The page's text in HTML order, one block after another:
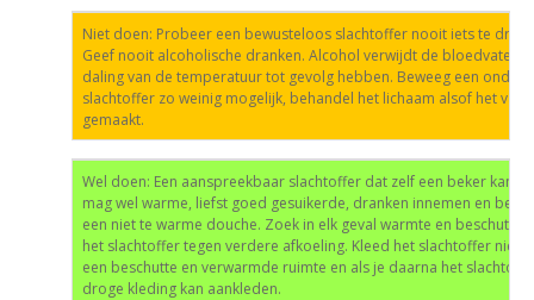
Niet doen: Probeer een bewusteloos slachtoffer nooit iets te
Geef nooit alcoholische dranken. Alcohol verwijdt de bloedvaten
daling van de temperatuur tot gevolg hebben. Beweeg een
slachtoffer zo weinig mogelijk, behandel het lichaam alsof het van
gemaakt.
Wel doen: Een aanspreekbaar slachtoffer dat zelf een beker kan
mag wel warme, liefst goed gesuikerde, dranken innemen en
een niet te warme douche. Zoek in elk geval warmte en
het slachtoffer tegen verdere afkoeling. Kleed het slachtoffer niet
een beschutte en verwarmde ruimte en als je daarna het
droge kleding kan aankleden.